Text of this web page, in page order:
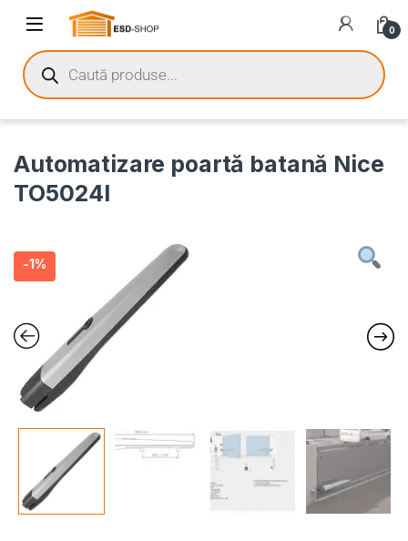
0
Automatizare poartă batană Nice
TO5024I
-1%